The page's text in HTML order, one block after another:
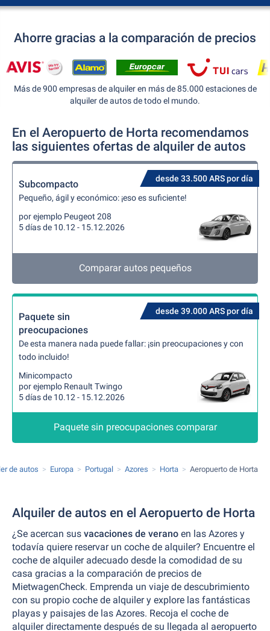
Ahorre gracias a la comparación de precios
Más de 900 empresas de alquiler en más de 85.000 estaciones de
alquiler de autos de todo el mundo.
En el Aeropuerto de Horta recomendamos
las siguientes ofertas de alquiler de autos
desde 33.500 ARS por día
Subcompacto
Pequeño, ágil y económico: ¡eso es suficiente!
por ejemplo Peugeot 208
5 días de 10.12 - 15.12.2026
Comparar autos pequeños
desde 39.000 ARS por día
Paquete sin
preocupaciones
De esta manera nada puede fallar: ¡sin preocupaciones y con
todo incluido!
Minicompacto
por ejemplo Renault Twingo
5 días de 10.12 - 15.12.2026
Paquete sin preocupaciones comparar
de autos Europa Portugal Azores Horta Aeropuerto de Horta
Alquiler de autos en el Aeropuerto de Horta
¿Se acercan sus vacaciones de verano en las Azores y
todavía quiere reservar un coche de alquiler? Encuentre el
coche de alquiler adecuado desde la comodidad de su
casa gracias a la comparación de precios de
MietwagenCheck. Emprenda un viaje de descubrimiento
con su propio coche de alquiler y explore las fantásticas
playas y paisajes de las Azores. Recoja el coche de
alquiler directamente después de su llegada al aeropuerto